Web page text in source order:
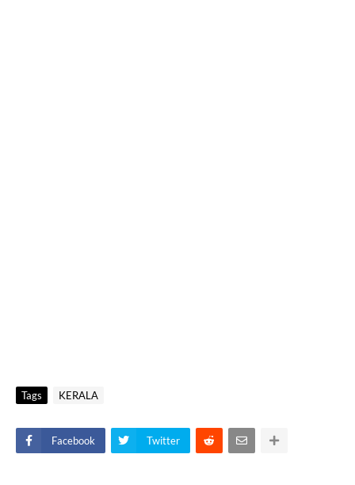
Tags KERALA
Facebook Twitter